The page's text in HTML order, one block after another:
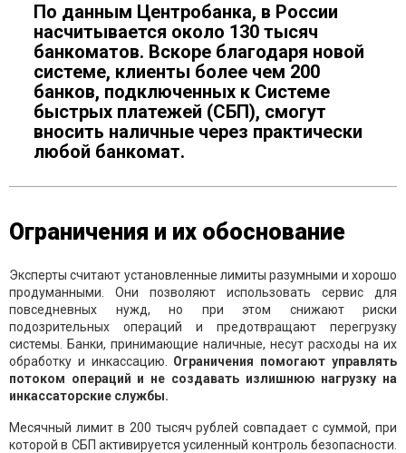
По данным Центробанка, в России
насчитывается около 130 тысяч
банкоматов. Вскоре благодаря новой
системе, клиенты более чем 200
банков, подключенных к Системе
быстрых платежей (СБП), смогут
вносить наличные через практически
любой банкомат.
Ограничения и их обоснование
Эксперты считают установленные лимиты разумными и хорошо
продуманными. Они позволяют использовать сервис для
повседневных нужд, но при этом снижают риски
подозрительных операций и предотвращают перегрузку
системы. Банки, принимающие наличные, несут расходы на их
обработку и инкассацию. Ограничения помогают управлять
потоком операций и не создавать излишнюю нагрузку на
инкассаторские службы.
Месячный лимит в 200 тысяч рублей совпадает с суммой, при
которой в СБП активируется усиленный контроль безопасности.